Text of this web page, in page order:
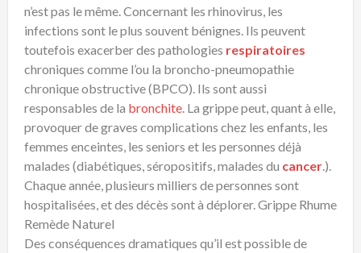
n’est pas le même. Concernant les rhinovirus, les
infections sont le plus souvent bénignes. Ils peuvent
toutefois exacerber des pathologies respiratoires
chroniques comme l’ou la broncho-pneumopathie
chronique obstructive (BPCO). Ils sont aussi
responsables de la bronchite . La grippe peut, quant à elle,
provoquer de graves complications chez les enfants, les
femmes enceintes, les seniors et les personnes déjà
malades (diabétiques, séropositifs, malades du cancer .).
Chaque année, plusieurs milliers de personnes sont
hospitalisées, et des décès sont à déplorer. Grippe Rhume
Remède Naturel
Des conséquences dramatiques qu’il est possible de